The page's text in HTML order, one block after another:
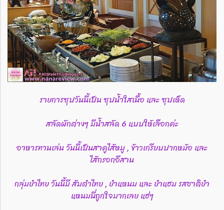
รายการซุปวันนี้เป็น ซุปน้ำใสเนื้อ และ ซุปเห็ด
สลัดผักต่างๆ มีน้ำสลัด 6 แบบให้เลือกค่ะ
อาหารทานเล่น วันนี้เป็นสาคูไส้หมู , ข้าวเกรียบปากหม้อ และ
ไส้กรอกอีสาน
กลุ่มยำไทย วันนี้มี ส้มตำไทย , ยำแหนม และ ยำแฮม รสชาติยำ
แหนมนี่ถูกใจมากเลย แฮ่ๆ